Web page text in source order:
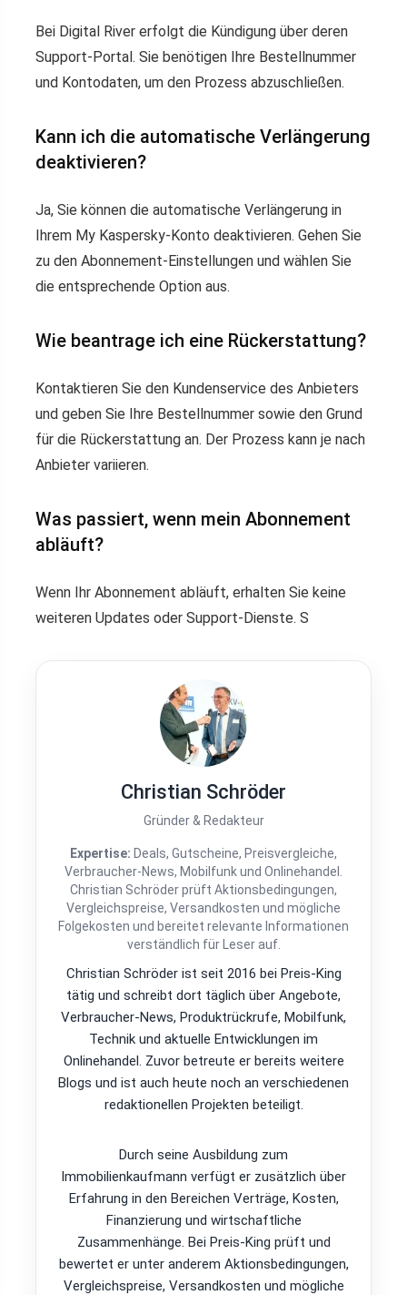
Bei Digital River erfolgt die Kündigung über deren
Support-Portal. Sie benötigen Ihre Bestellnummer
und Kontodaten, um den Prozess abzuschließen.
Kann ich die automatische Verlängerung
deaktivieren?
Ja, Sie können die automatische Verlängerung in
Ihrem My Kaspersky-Konto deaktivieren. Gehen Sie
zu den Abonnement-Einstellungen und wählen Sie
die entsprechende Option aus.
Wie beantrage ich eine Rückerstattung?
Kontaktieren Sie den Kundenservice des Anbieters
und geben Sie Ihre Bestellnummer sowie den Grund
für die Rückerstattung an. Der Prozess kann je nach
Anbieter variieren.
Was passiert, wenn mein Abonnement
abläuft?
Wenn Ihr Abonnement abläuft, erhalten Sie keine
weiteren Updates oder Support-Dienste. S
Christian Schröder
Gründer & Redakteur
Expertise: Deals, Gutscheine, Preisvergleiche,
Verbraucher-News, Mobilfunk und Onlinehandel.
Christian Schröder prüft Aktionsbedingungen,
Vergleichspreise, Versandkosten und mögliche
Folgekosten und bereitet relevante Informationen
verständlich für Leser auf.
Christian Schröder ist seit 2016 bei Preis-King
tätig und schreibt dort täglich über Angebote,
Verbraucher-News, Produktrückrufe, Mobilfunk,
Technik und aktuelle Entwicklungen im
Onlinehandel. Zuvor betreute er bereits weitere
Blogs und ist auch heute noch an verschiedenen
redaktionellen Projekten beteiligt.
Durch seine Ausbildung zum
Immobilienkaufmann verfügt er zusätzlich über
Erfahrung in den Bereichen Verträge, Kosten,
Finanzierung und wirtschaftliche
Zusammenhänge. Bei Preis-King prüft und
bewertet er unter anderem Aktionsbedingungen,
Vergleichspreise, Versandkosten und mögliche